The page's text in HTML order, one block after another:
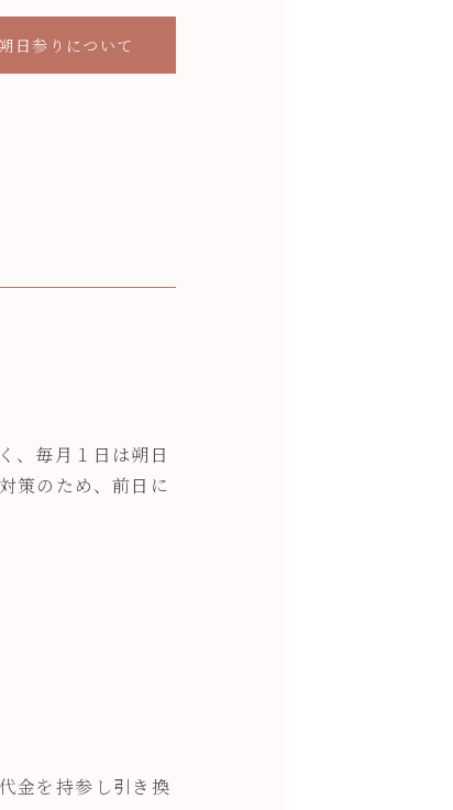
日参りについて
、毎月１日は朔日
策のため、前日に
金を持参し引き換